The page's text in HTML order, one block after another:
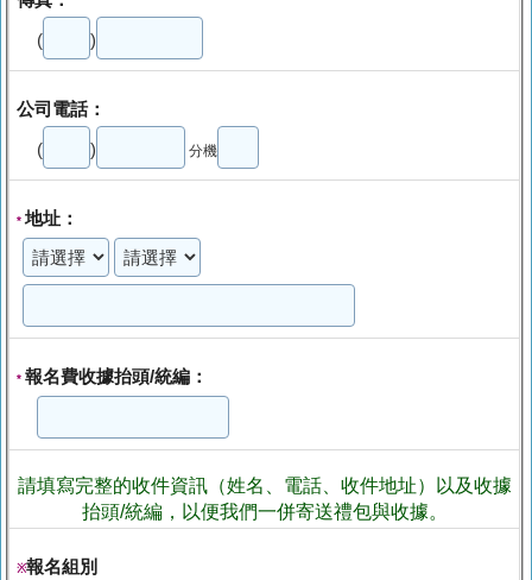
( )
公司電話：
( ) 分機
*地址：
* 報名費收據抬頭/統編：
請填寫完整的收件資訊（姓名、電話、收件地址）以及收據
抬頭/統編，以便我們一併寄送禮包與收據。
※報名組別